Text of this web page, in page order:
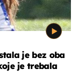
je bez oba
je trebala